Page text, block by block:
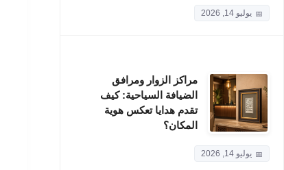
يوليو 14, 2026
مراكز الزوار ومرافق
الضيافة السياحية: كيف
تقدم هدايا تعكس هوية
المكان؟
يوليو 14, 2026